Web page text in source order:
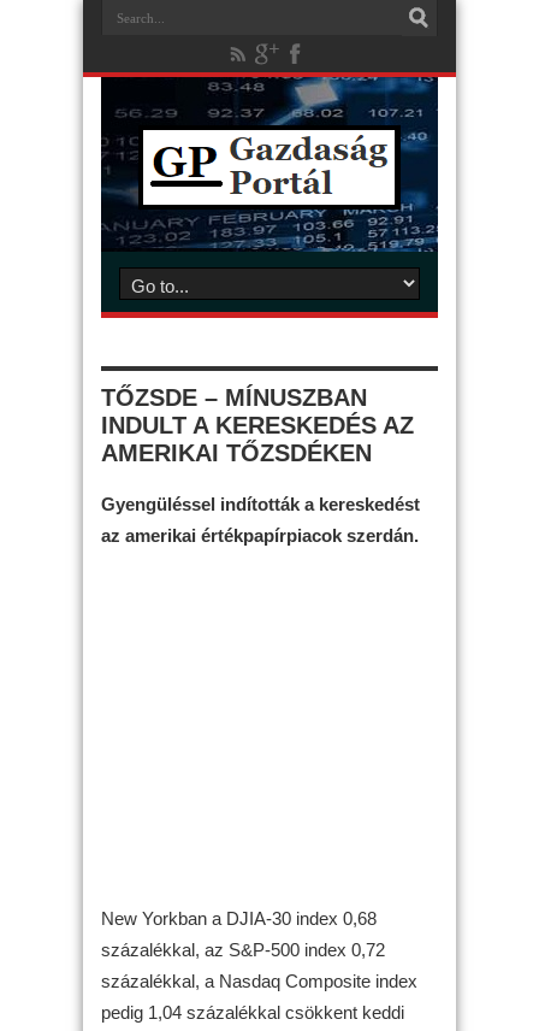
TŐZSDE – MÍNUSZBAN
INDULT A KERESKEDÉS AZ
AMERIKAI TŐZSDÉKEN
Gyengüléssel indították a kereskedést
az amerikai értékpapírpiacok szerdán.
New Yorkban a DJIA-30 index 0,68
százalékkal, az S&P-500 index 0,72
százalékkal, a Nasdaq Composite index
pedig 1,04 százalékkal csökkent keddi